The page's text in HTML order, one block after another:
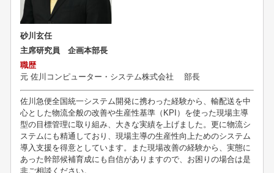
砂川玄任
主席研究員 企画本部長
職歴
元 佐川コンピューター・システム株式会社 部長
佐川急便全国統一システム開発に携わった経験から、輸配送を中
心とした物流全般の改善や生産性基準（KPI）を使った現場主導
型の目標管理に取り組み、大きな実績を上げました。更に物流シ
ステムにも精通しており、現場主導の生産性向上ためのシステム
導入支援を得意としています。また現場改善の経験から、実態に
あった幹部候補育成にも自信がありますので、お困りの場合は是
非ご相談ください。